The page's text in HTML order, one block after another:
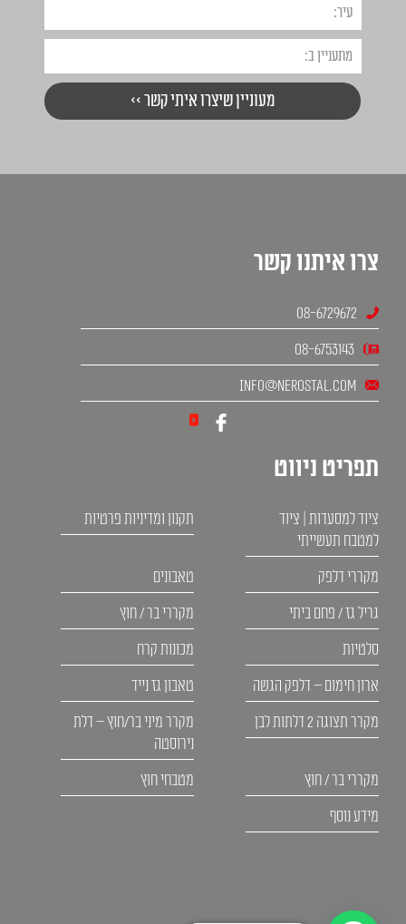
צרו איתנו קשר
08-6729672
08-6753143
info@nerostal.com
תפריט ניווט
ציוד למסעדות | ציוד
למטבח תעשייתי
תקנון ומדיניות פרטיות
מקררי דלפק
טאבונים
גריל גז / פחם ביתי
מקררי בר / חוץ
סלטיות
מכונות קרח
ארון חימום – דלפק הגשה
טאבון גז נייד
מקרר תצוגה 2 דלתות לבן
מקרר מיני בר/חוץ – דלת
נירוסטה
מקררי בר / חוץ
מטבחי חוץ
מידע נוסף